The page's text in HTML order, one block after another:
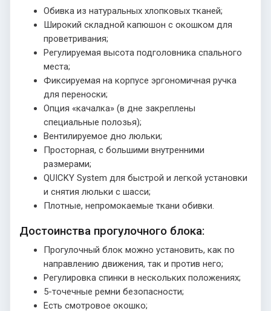
Обивка из натуральных хлопковых тканей;
Широкий складной капюшон с окошком для
проветривания;
Регулируемая высота подголовника спального
места;
Фиксируемая на корпусе эргономичная ручка
для переноски;
Опция «качалка» (в дне закреплены
специальные полозья);
Вентилируемое дно люльки;
Просторная, с большими внутренними
размерами;
QUICKY System для быстрой и легкой установки
и снятия люльки с шасси;
Плотные, непромокаемые ткани обивки.
Достоинства прогулочного блока:
Прогулочный блок можно установить, как по
направлению движения, так и против него;
Регулировка спинки в нескольких положениях;
5-точечные ремни безопасности;
Есть смотровое окошко;